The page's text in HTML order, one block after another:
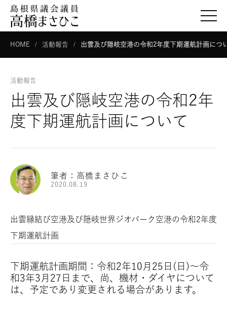
HOME 活動報告 出雲及び隠岐空港の令和2年度下期運航計画につ
活動報告
出雲及び隠岐空港の令和2年
度下期運航計画について
筆者：高橋まさひこ
2020.08.19
出雲縁結び空港及び隠岐世界ジオパーク空港の令和2年度
下期運航計画
下期運航計画期間：令和2年10月25日(日)～令
和3年3月27日まで、尚、機材・ダイヤについて
は、予定であり変更される場合があります。